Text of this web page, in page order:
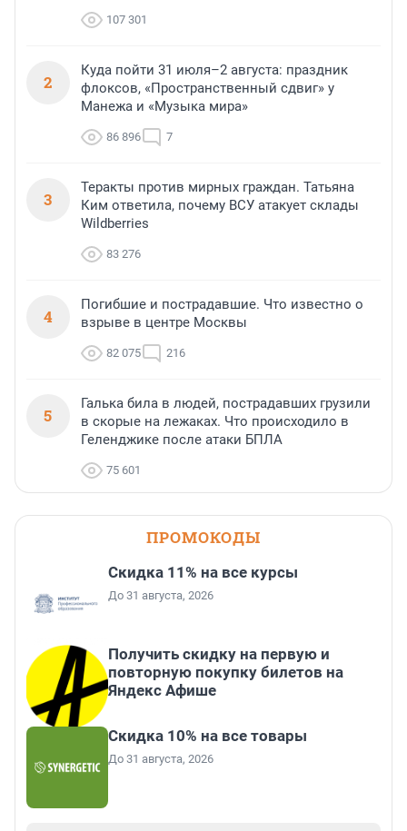
107 301
2
Куда пойти 31 июля–2 августа: праздник
флоксов, «Пространственный сдвиг» у
Манежа и «Музыка мира»
86 896 7
3
Теракты против мирных граждан. Татьяна
Ким ответила, почему ВСУ атакует склады
Wildberries
83 276
4
Погибшие и пострадавшие. Что известно о
взрыве в центре Москвы
82 075 216
5
Галька била в людей, пострадавших грузили
в скорые на лежаках. Что происходило в
Геленджике после атаки БПЛА
75 601
ПРОМОКОДЫ
Скидка 11% на все курсы
До 31 августа, 2026
Получить скидку на первую и
повторную покупку билетов на
Яндекс Афише
Скидка 10% на все товары
До 31 августа, 2026